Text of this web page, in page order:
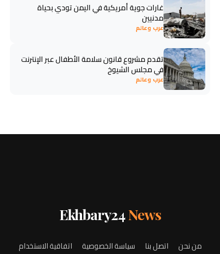
غارات جوية أمريكية في اليمن تودي بحياة
مدنيين
عرب وعالم
تقدم مشروع قانون سلامة الأطفال عبر الإنترنت
في مجلس الشيوخ
عرب وعالم
Ekhbary24News
من نحن اتصل بنا سياسة الخصوصية اتفاقية الاستخدام